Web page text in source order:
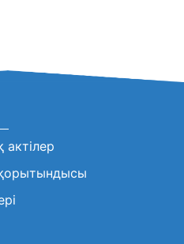
қорытындысы